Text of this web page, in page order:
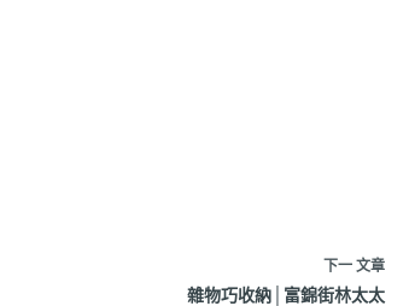
下一 文章
雜物巧收納│富錦街林太太